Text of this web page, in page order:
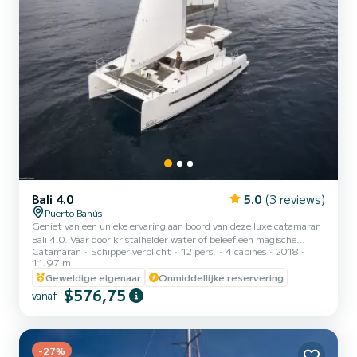
Bali 4.0 5.0 (3 reviews)
Puerto Banús
Geniet van een unieke ervaring aan boord van deze luxe catamaran
Bali 4.0. Vaar door kristalhelder water of beleef een magische
zonsondergang vanaf de zee. Een onvergetelijk avontuur wacht op
je!
Catamaran Schipper verplicht 12 pers. 4 cabines
2018
11.97 m
Geweldige eigenaar
Onmiddellijke reservering
vanaf $576,75
-27%